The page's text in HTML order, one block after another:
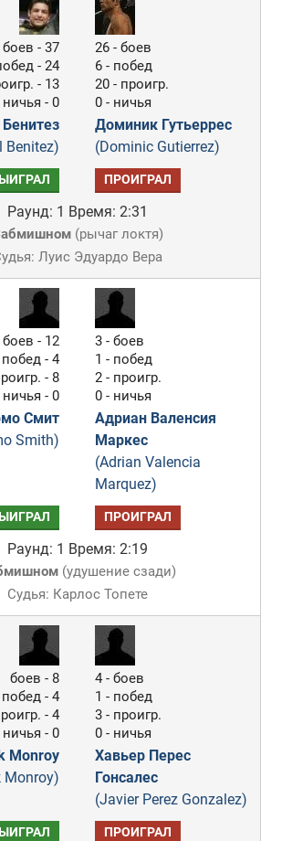
боев - 37
- 24
- 13
ничья - 0
Benitez)
26 - боев
6 - побед
20 - проигр.
0 - ничья
Доминик Гутьеррес
(Dominic Gutierrez)
ПРОИГРАЛ
Раунд: 1 Время: 2:31
(рычаг локтя)
Луис Эдуардо Вера
боев - 12
побед - 4
- 8
ничья - 0
Смит
Smith)
3 - боев
1 - побед
2 - проигр.
0 - ничья
Адриан Валенсия
Маркес
(Adrian Valencia
Marquez)
ПРОИГРАЛ
Раунд: 1 Время: 2:19
(удушение сзади)
Судья: Карлос Топете
боев - 8
побед - 4
- 4
ничья - 0
Monroy
Monroy)
4 - боев
1 - побед
3 - проигр.
0 - ничья
Хавьер Перес
Гонсалес
(Javier Perez Gonzalez)
ПРОИГРАЛ